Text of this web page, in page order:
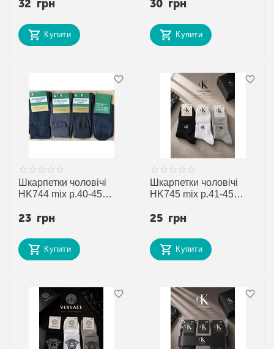
оптом від прямого
32 грн
Купити
оптом від прямого
30 грн
Купити
Шкарпетки чоловічі
HK744 mix р.40-45
оптом від прямого
23 грн
Купити
Шкарпетки чоловічі
HK745 mix р.41-45
оптом від прямого
25 грн
Купити